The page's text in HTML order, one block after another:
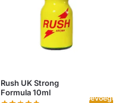
Rush UK Strong
Formula 10ml
Toevoegen